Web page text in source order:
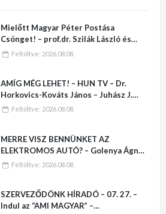
Mielőtt Magyar Péter Postása
Csönget! – prof.dr. Szilák László és
Juhász J. Zoltán
Feltöltve: 2026.08.08.
AMÍG MÉG LEHET! – HUN TV – Dr.
Horkovics-Kováts János – Juhász J.
Zoltán
Feltöltve: 2026.08.08.
MERRE VISZ BENNÜNKET AZ
ELEKTROMOS AUTÓ? – Golenya Ágnes
Éva sorozata
Feltöltve: 2026.08.08.
SZERVEZŐDÖNK HÍRADÓ – 07. 27. –
Indul az “AMI MAGYAR” –